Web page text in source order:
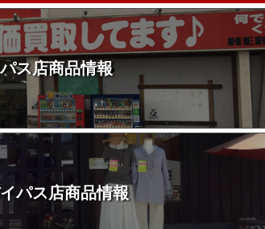
ス店商品情報
パス店商品情報